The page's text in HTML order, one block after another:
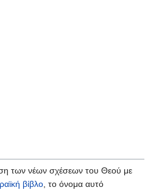
των νέων σχέσεων του Θεού με
βίβλο, το όνομα αυτό